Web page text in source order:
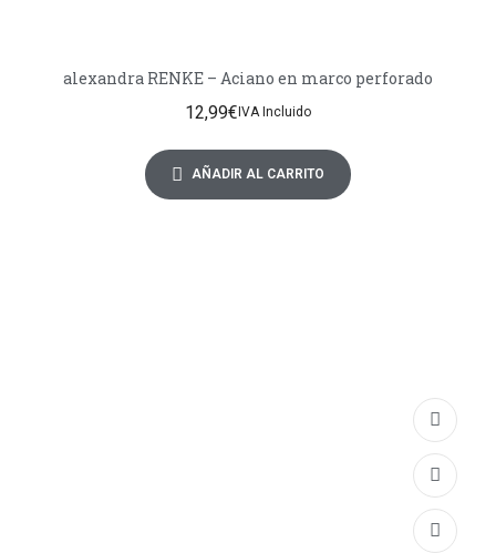
alexandra RENKE – Aciano en marco perforado
12,99€ IVA Incluido
AÑADIR AL CARRITO